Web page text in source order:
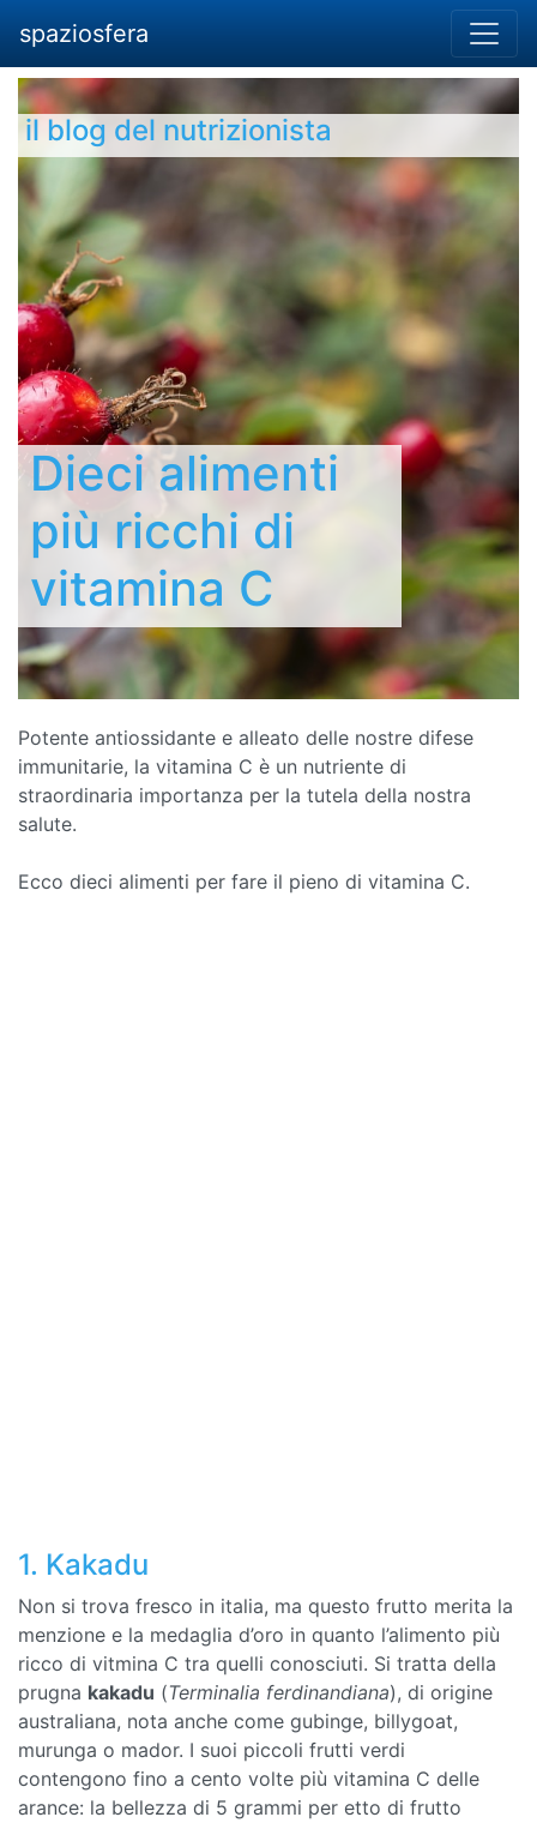
spaziosfera
il blog del nutrizionista
Dieci alimenti
più ricchi di
vitamina C
Potente antiossidante e alleato delle nostre difese
immunitarie, la vitamina C è un nutriente di
straordinaria importanza per la tutela della nostra
salute.
Ecco dieci alimenti per fare il pieno di vitamina C.
1. Kakadu
Non si trova fresco in italia, ma questo frutto merita la
menzione e la medaglia d’oro in quanto l’alimento più
ricco di vitmina C tra quelli conosciuti. Si tratta della
prugna kakadu (Terminalia ferdinandiana), di origine
australiana, nota anche come gubinge, billygoat,
murunga o mador. I suoi piccoli frutti verdi
contengono fino a cento volte più vitamina C delle
arance: la bellezza di 5 grammi per etto di frutto